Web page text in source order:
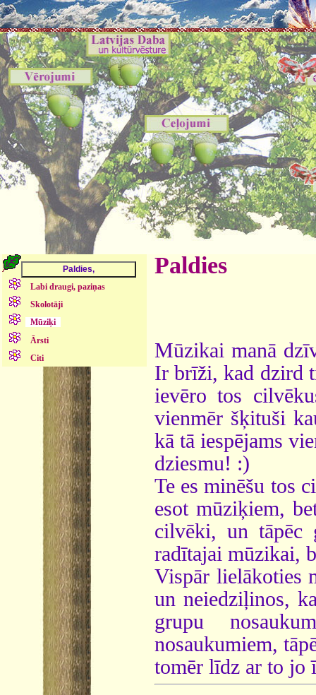
Labi draugi, paziņas
Skolotāji
Mūziķi
Ārsti
Citi
Paldies
Mūzikai manā
Ir brīži, kad dzird
ievēro tos
vienmēr šķituši
kā tā iespējams
dziesmu! :)
Te es minēšu tos
esot mūziķiem,
cilvēki, un tāpēc
radītajai mūzikai,
Vispār lielākoties
un neiedziļinos,
grupu
nosaukumiem,
tomēr līdz ar to jo